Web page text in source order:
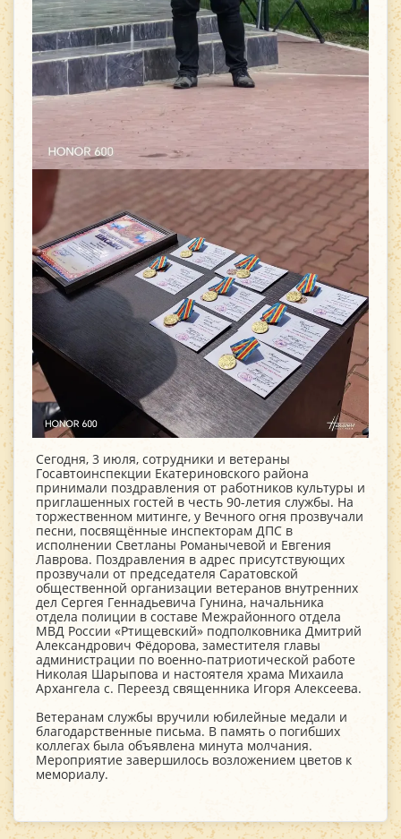
Сегодня, 3 июля, сотрудники и ветераны
Госавтоинспекции Екатериновского района
принимали поздравления от работников культуры и
приглашенных гостей в честь 90-летия службы. На
торжественном митинге, у Вечного огня прозвучали
песни, посвящённые инспекторам ДПС в
исполнении Светланы Романычевой и Евгения
Лаврова. Поздравления в адрес присутствующих
прозвучали от председателя Саратовской
общественной организации ветеранов внутренних
дел Сергея Геннадьевича Гунина, начальника
отдела полиции в составе Межрайонного отдела
МВД России «Ртищевский» подполковника Дмитрий
Александрович Фёдорова, заместителя главы
администрации по военно-патриотической работе
Николая Шарыпова и настоятеля храма Михаила
Архангела с. Переезд священника Игоря Алексеева.
Ветеранам службы вручили юбилейные медали и
благодарственные письма. В память о погибших
коллегах была объявлена минута молчания.
Мероприятие завершилось возложением цветов к
мемориалу.